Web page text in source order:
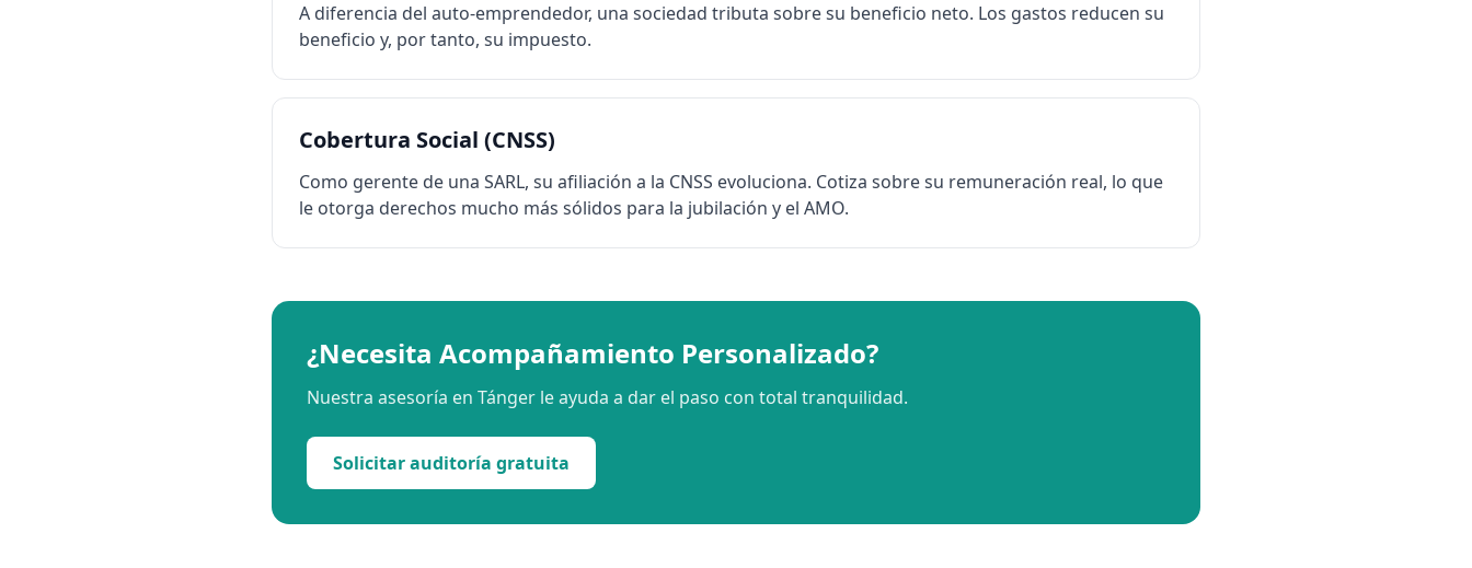
A diferencia del auto-emprendedor, una sociedad tributa sobre su beneficio neto. Los gastos reducen su
beneficio y, por tanto, su impuesto.
Cobertura Social (CNSS)
Como gerente de una SARL, su afiliación a la CNSS evoluciona. Cotiza sobre su remuneración real, lo que
le otorga derechos mucho más sólidos para la jubilación y el AMO.
¿Necesita Acompañamiento Personalizado?
Nuestra asesoría en Tánger le ayuda a dar el paso con total tranquilidad.
Solicitar auditoría gratuita